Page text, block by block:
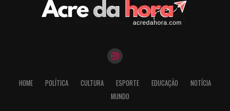
HOME POLÍTICA CULTURA ESPORTE EDUCAÇÃO
NOTÍCIA
MUNDO